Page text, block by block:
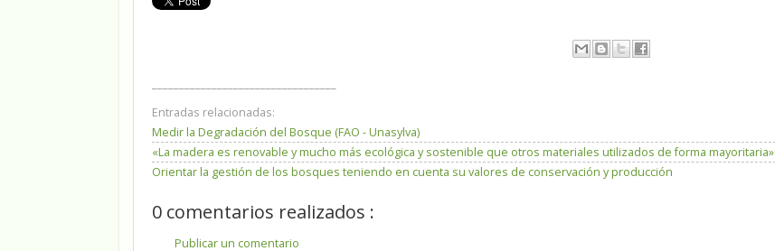
Entradas relacionadas:
Medir la Degradación del Bosque (FAO - Unasylva)
«La madera es renovable y mucho más ecológica y sostenible que otros materiales utilizados de forma mayoritaria»
Orientar la gestión de los bosques teniendo en cuenta su valores de conservación y producción
0 comentarios realizados :
Publicar un comentario